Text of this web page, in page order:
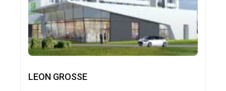
LEON GROSSE